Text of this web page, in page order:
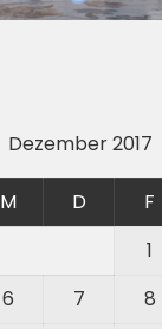
Dezember 2017
M D F
1
6 7 8